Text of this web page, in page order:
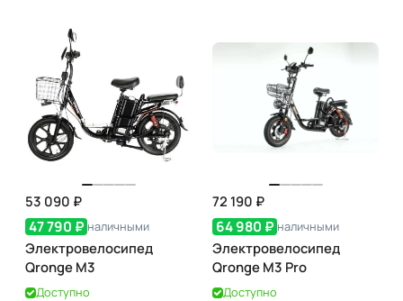
53 090 ₽
47 790 ₽ наличными
Электровелосипед
Qronge M3
Доступно
72 190 ₽
64 980 ₽ наличными
Электровелосипед
Qronge M3 Pro
Доступно